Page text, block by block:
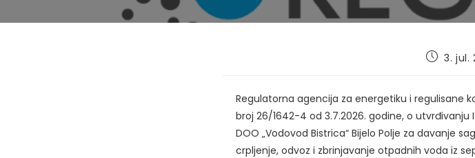
Post3. jul.
Regulatorna agencija za energetiku i regulisane
broj 26/1642-4 od 3.7.2026. godine, o
DOO „Vodovod Bistrica“ Bijelo Polje za davanje
crpljenje, odvoz i zbrinjavanje otpadnih voda iz